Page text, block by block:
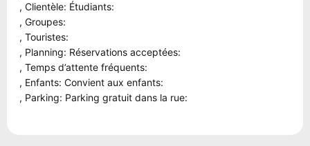
, Clientèle: Étudiants:
, Groupes:
, Touristes:
, Planning: Réservations acceptées:
, Temps d’attente fréquents:
, Enfants: Convient aux enfants:
, Parking: Parking gratuit dans la rue: